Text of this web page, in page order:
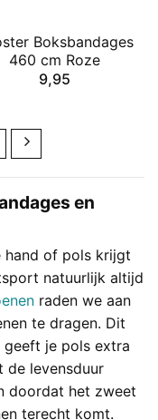
Boksbandages
460 cm Roze
9,95
en
hand of pols krijgt
natuurlijk altijd
raden we aan
te dragen. Dit
geeft je pols extra
de levensduur
doordat het zweet
terecht komt.